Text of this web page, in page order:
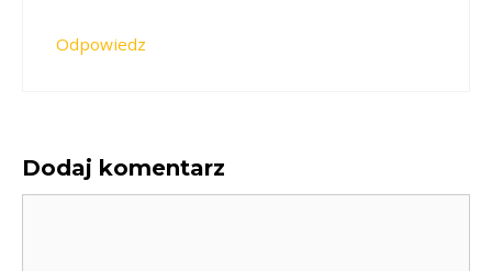
Odpowiedz
Dodaj komentarz